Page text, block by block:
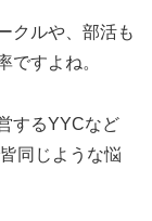
クルや、部活も
ですよね。
するYYCなど
同じような悩